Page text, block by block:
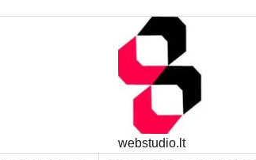
webstudio.lt